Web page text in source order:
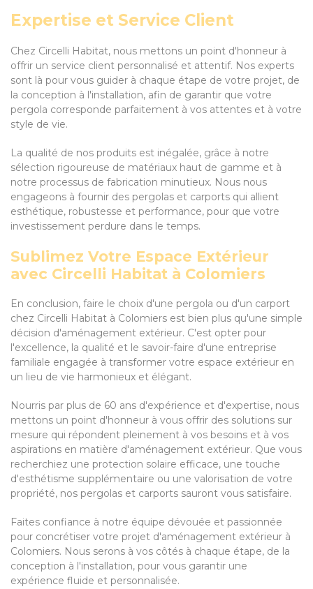
Expertise et Service Client
Chez Circelli Habitat, nous mettons un point d'honneur à
offrir un service client personnalisé et attentif. Nos experts
sont là pour vous guider à chaque étape de votre projet, de
la conception à l'installation, afin de garantir que votre
pergola corresponde parfaitement à vos attentes et à votre
style de vie.
La qualité de nos produits est inégalée, grâce à notre
sélection rigoureuse de matériaux haut de gamme et à
notre processus de fabrication minutieux. Nous nous
engageons à fournir des pergolas et carports qui allient
esthétique, robustesse et performance, pour que votre
investissement perdure dans le temps.
Sublimez Votre Espace Extérieur
avec Circelli Habitat à Colomiers
En conclusion, faire le choix d'une pergola ou d'un carport
chez Circelli Habitat à Colomiers est bien plus qu'une simple
décision d'aménagement extérieur. C'est opter pour
l'excellence, la qualité et le savoir-faire d'une entreprise
familiale engagée à transformer votre espace extérieur en
un lieu de vie harmonieux et élégant.
Nourris par plus de 60 ans d'expérience et d'expertise, nous
mettons un point d'honneur à vous offrir des solutions sur
mesure qui répondent pleinement à vos besoins et à vos
aspirations en matière d'aménagement extérieur. Que vous
recherchiez une protection solaire efficace, une touche
d'esthétisme supplémentaire ou une valorisation de votre
propriété, nos pergolas et carports sauront vous satisfaire.
Faites confiance à notre équipe dévouée et passionnée
pour concrétiser votre projet d'aménagement extérieur à
Colomiers. Nous serons à vos côtés à chaque étape, de la
conception à l'installation, pour vous garantir une
expérience fluide et personnalisée.